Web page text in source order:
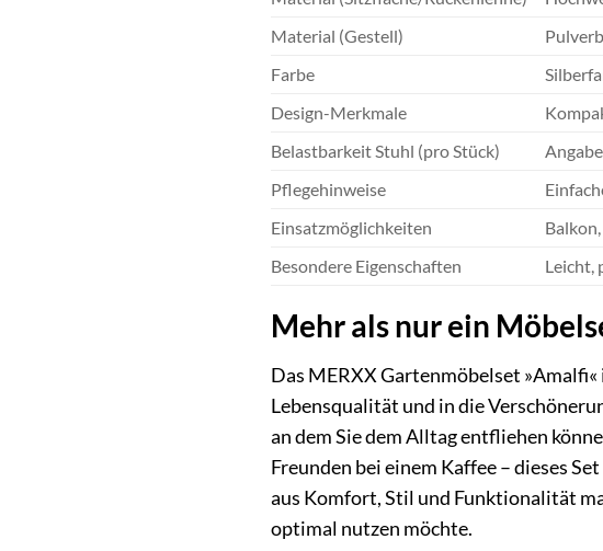
Material (Gestell)
Farbe
Design-Merkmale
Belastbarkeit Stuhl (pro Stück)
Pflegehinweise
Einsatzmöglichkeiten
Besondere Eigenschaften
Leicht,
Mehr als nur ein
Das MERXX Gartenmöbelset
Lebensqualität und in die
an dem Sie dem Alltag entfliehen
Freunden bei einem Kaffee – dieses
aus Komfort, Stil und Funktionalität
optimal nutzen möchte.